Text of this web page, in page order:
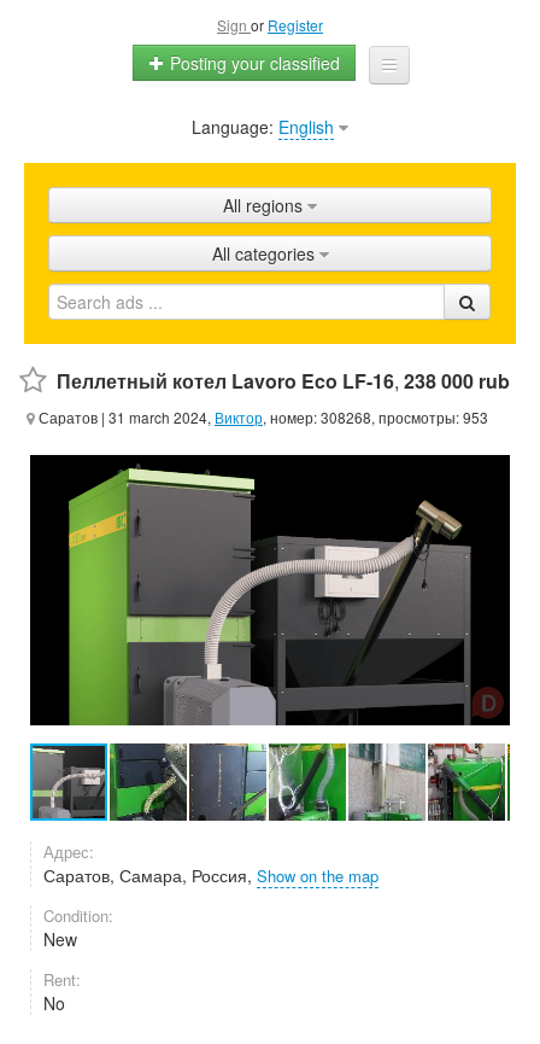
Sign or Register
Posting your classified
Home
Shops
Promotion
FAQ
Blog
Language: English
All regions
All categories
Пеллетный котел Lavoro Eco LF-16, 238 000 rub
Саратов | 31 march 2024, Виктор, номер: 308268, просмотры: 953
Адрес:
Саратов, Самара, Россия, Show on the map
Condition:
New
Rent:
No